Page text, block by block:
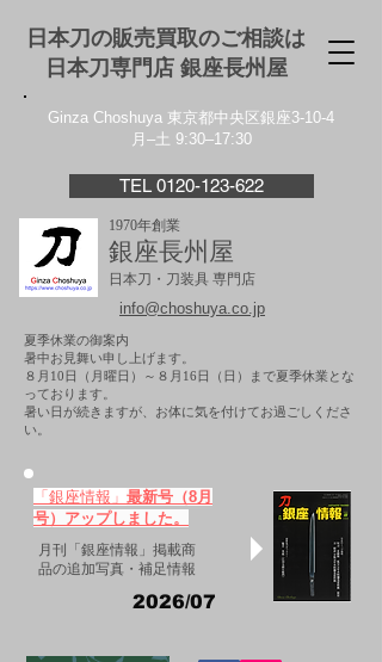
日本刀の販売買取のご相談は
日本刀専門店 銀座⻑州屋
Ginza Choshuya 東京都中央区銀座3-10-4
月–土 9:30–17:30
TEL 0120-123-622
1970年創業
銀座長州屋
日本刀・刀装具 専門店
info@choshuya.co.jp
夏季休業の御案内
暑中お見舞い申し上げます。
８月10日（月曜日）～８月16日（日）まで夏季休業とな
っております。
​暑い日が続きますが、お体に気を付けてお過ごしくださ
い。
「銀座情報」 最新号（8月
号）アップしました。
月刊「銀座情報」掲載商
品の追加写真・補足情報
2026/07